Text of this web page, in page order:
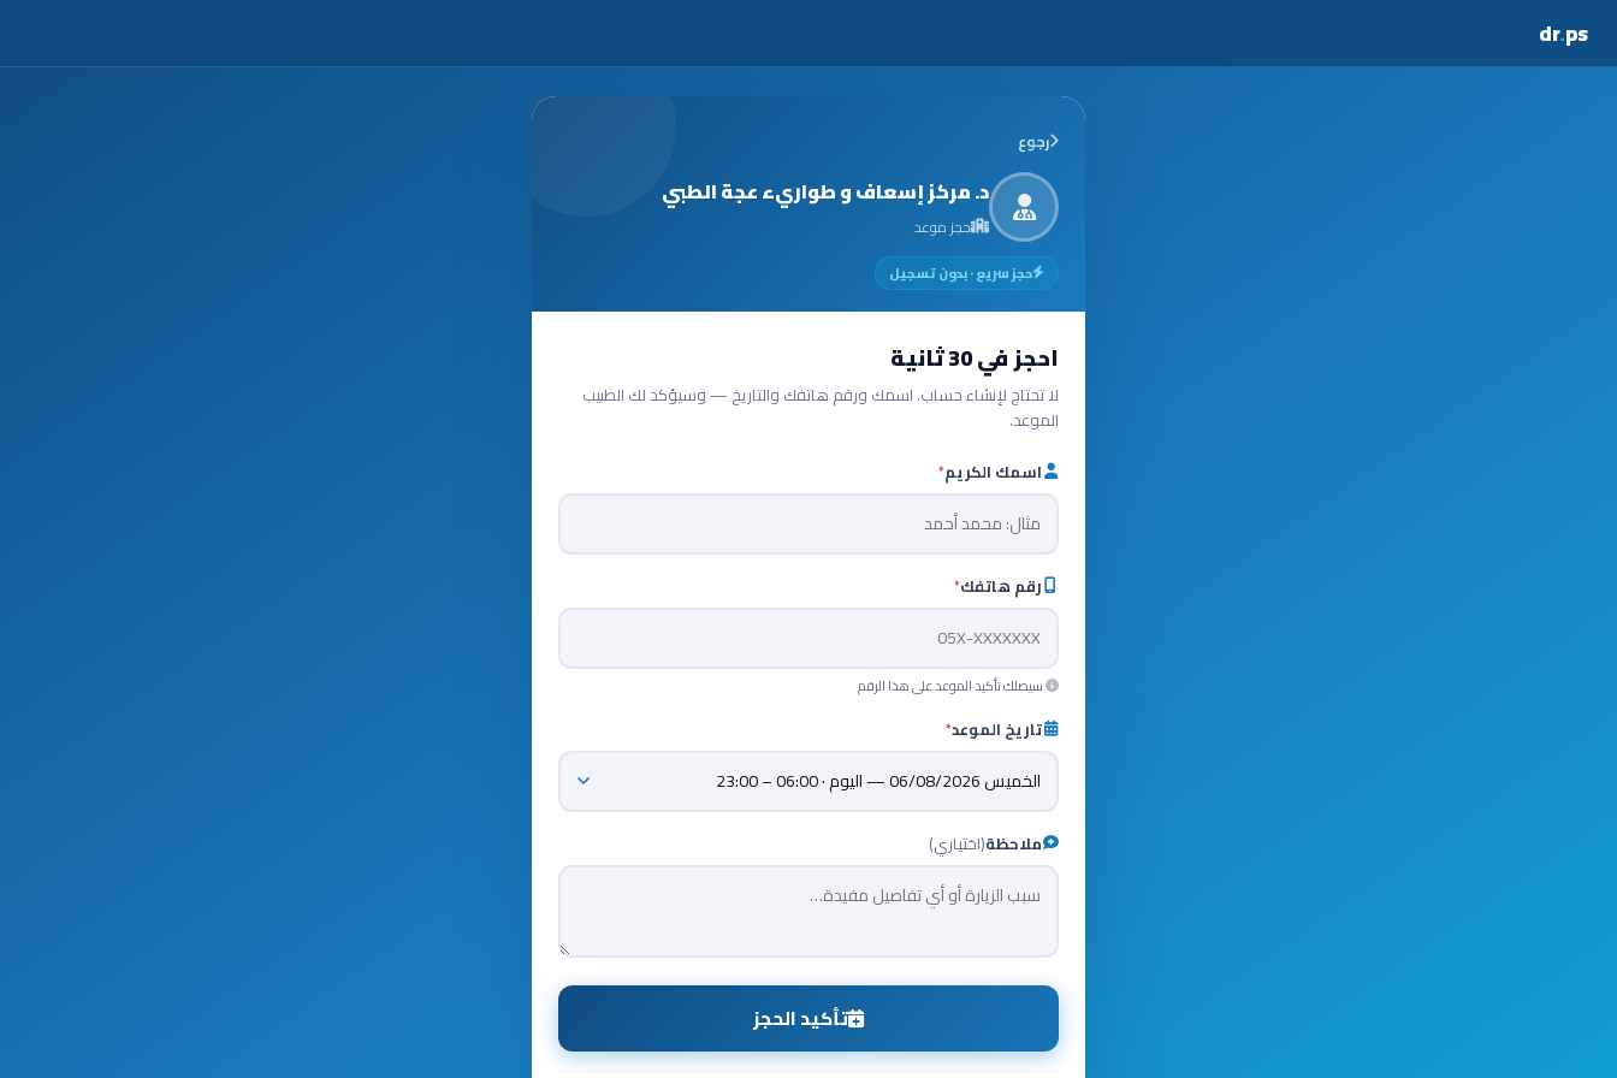
dr.ps
رجوع
د. مركز إسعاف و طواريء عجة الطبي
حجز موعد
حجز سريع · بدون تسجيل
احجز في 30 ثانية
لا تحتاج لإنشاء حساب. اسمك ورقم هاتفك والتاريخ — وسيؤكد لك الطبيب
الموعد.
اسمك الكريم*
رقم هاتفك*
سيصلك تأكيد الموعد على هذا الرقم
تاريخ الموعد*
ملاحظة(اختياري)
تأكيد الحجز